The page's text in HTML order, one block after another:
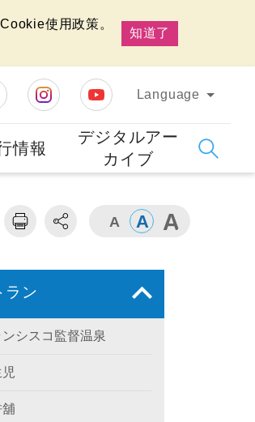
使用政策。
知道了
Language
情報
デジタルアー
カイブ
ラン
シスコ監督温泉